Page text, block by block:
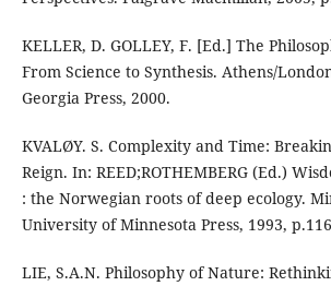
KELLER, D. GOLLEY, F. [Ed.] The
From Science to Synthesis. Athens/
Georgia Press, 2000.
KVALØY. S. Complexity and Time:
Reign. In: REED;ROTHEMBERG (Ed.)
: the Norwegian roots of deep ecology.
University of Minnesota Press, 1993,
LIE, S.A.N. Philosophy of Nature: